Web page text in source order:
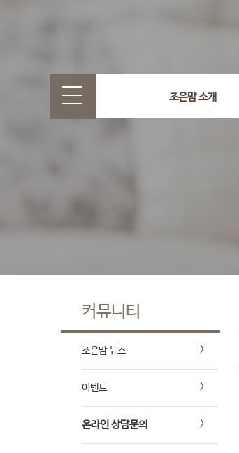
조은맘 소개
커뮤니티
조은맘 뉴스
이벤트
온라인 상담문의